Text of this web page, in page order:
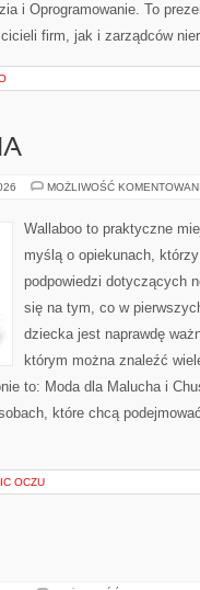
i Oprogramowanie. To
firm, jak i zarządców
MOŻLIWOŚĆ
Wallaboo to praktyczne
myślą o opiekunach,
podpowiedzi dotyczących
się na tym, co w
dziecka jest naprawdę
którym można znaleźć
to: Moda dla Malucha i
które chcą
OCZU